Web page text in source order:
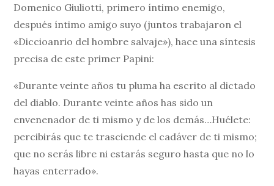
Domenico Giuliotti, primero íntimo enemigo,
después íntimo amigo suyo (juntos trabajaron el
«Diccioanrio del hombre salvaje»), hace una síntesis
precisa de este primer Papini:
«Durante veinte años tu pluma ha escrito al dictado
del diablo. Durante veinte años has sido un
envenenador de ti mismo y de los demás…Huélete:
percibirás que te trasciende el cadáver de ti mismo;
que no serás libre ni estarás seguro hasta que no lo
hayas enterrado».